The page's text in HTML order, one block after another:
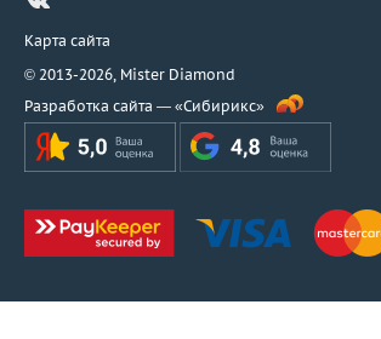
Карта сайта
© 2013-2026, Mister Diamond
Разработка сайта — «Сибирикс»